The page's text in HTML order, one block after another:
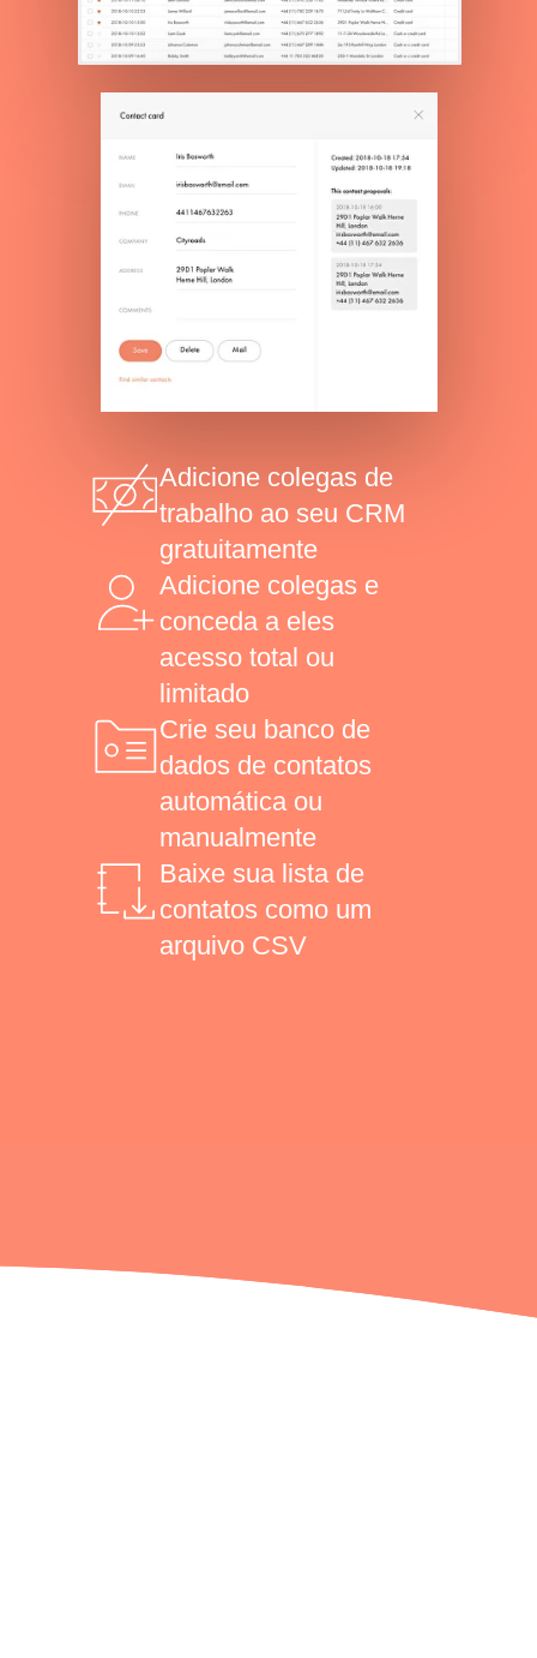
Adicione colegas de
trabalho ao seu CRM
gratuitamente
Adicione colegas e
conceda a eles
acesso total ou
limitado
Crie seu banco de
dados de contatos
automática ou
manualmente
Baixe sua lista de
contatos como um
arquivo CSV